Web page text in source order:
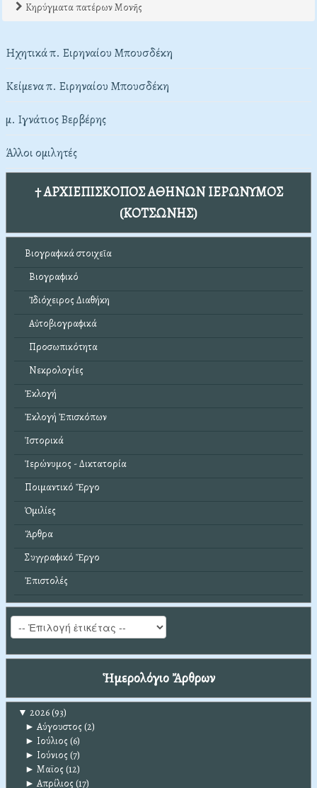
Κηρύγματα πατέρων Μονῆς
Ηχητικά π. Ειρηναίου Μπουσδέκη
Κείμενα π. Ειρηναίου Μπουσδέκη
μ. Ιγνάτιος Βερβέρης
Άλλοι ομιλητές
† ΑΡΧΙΕΠΙΣΚΟΠΟΣ ΑΘΗΝΩΝ ΙΕΡΩΝΥΜΟΣ
(ΚΟΤΣΩΝΗΣ)
Βιογραφικά στοιχεῖα
Βιογραφικό
Ἰδιόχειρος Διαθήκη
Αὐτοβιογραφικά
Προσωπικότητα
Νεκρολογίες
Ἐκλογή
Ἐκλογή Ἐπισκόπων
Ἱστορικά
Ἱερώνυμος - Δικτατορία
Ποιμαντικό Ἔργο
Ὁμιλίες
Ἄρθρα
Συγγραφικό Ἔργο
Ἐπιστολές
Ἡμερολόγιο Ἄρθρων
▼ 2026(93)
► Αύγουστος (2)
► Ιούλιος (6)
► Ιούνιος (7)
► Μαϊος (12)
► Απρίλιος (17)